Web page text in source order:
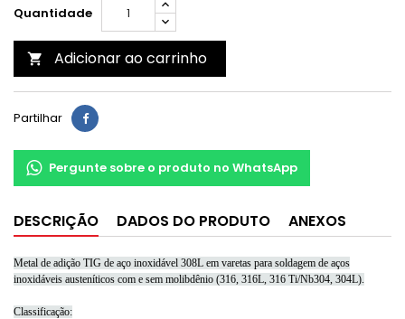
Quantidade
 Adicionar ao carrinho
Partilhar
Pergunte sobre o produto no WhatsApp
DESCRIÇÃO DADOS DO PRODUTO ANEXOS
Metal de adição TIG de aço inoxidável 308L em varetas para soldagem de aços
inoxidáveis ​​austeníticos com e sem molibdênio (316, 316L, 316 Ti/Nb304, 304L).
Classificação: